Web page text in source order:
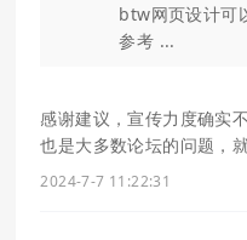
btw网页设计可
参考 ...
感谢建议，宣传力度确实
也是大多数论坛的问题，
2024-7-7 11:22:31